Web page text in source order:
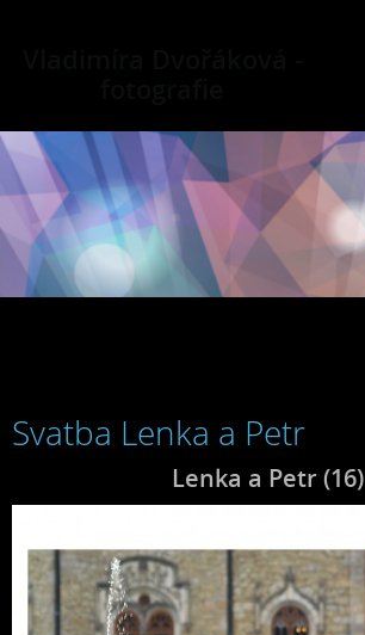
Svatba Lenka a Petr
Lenka a Petr (16)